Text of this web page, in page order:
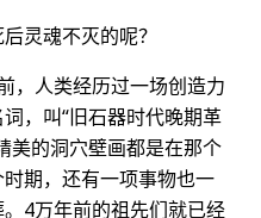
灵魂不灭的呢？
，人类经历过一场创造力
，叫“旧石器时代晚期革
美的洞穴壁画都是在那个
期，还有一项事物也一
4万年前的祖先们就已经